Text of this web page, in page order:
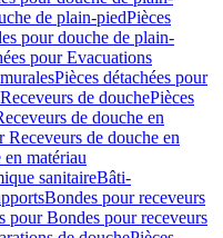
de plain-piedPièces
pour douche de plain-
pour Evacuations
Pièces détachées pour
Receveurs de douchePièces
de douche en
Receveurs de douche en
matériau
sanitaireBâti-
Bondes pour receveurs
pour Bondes pour receveurs